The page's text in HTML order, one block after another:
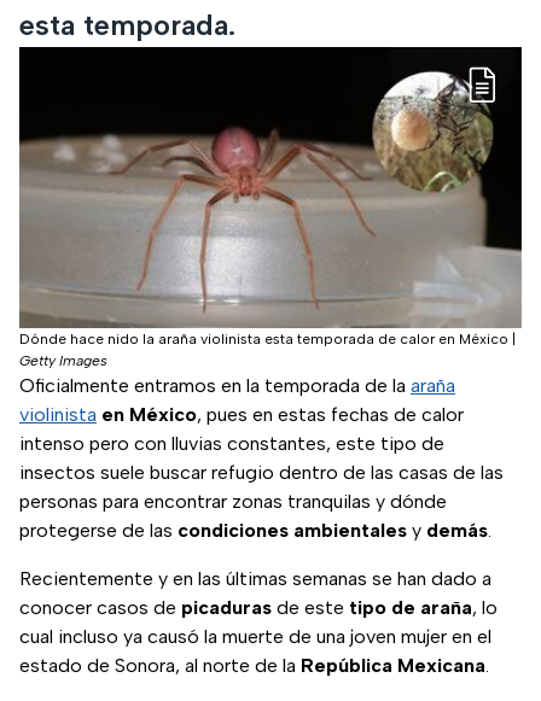
esta temporada.
Dónde hace nido la araña violinista esta temporada de calor en México
Getty Images
Oficialmente entramos en la temporada de la araña
violinista en México, pues en estas fechas de calor
intenso pero con lluvias constantes, este tipo de
insectos suele buscar refugio dentro de las casas de las
personas para encontrar zonas tranquilas y dónde
protegerse de las condiciones ambientales y demás.
Recientemente y en las últimas semanas se han dado a
conocer casos de picaduras de este tipo de araña, lo
cual incluso ya causó la muerte de una joven mujer en el
estado de Sonora, al norte de la República Mexicana.